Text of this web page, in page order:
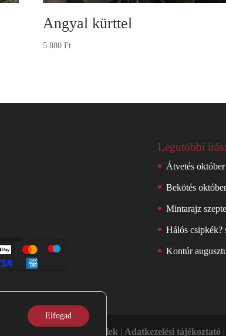
Angyal kürttel
5 880 Ft
Legutóbbi
Átvetés
Bekötés
Mintarajz
Hálós csipkék?
Kontúr
Általános Szerződési Feltételek | Adatkezelési tájékoztató |
Elfogad